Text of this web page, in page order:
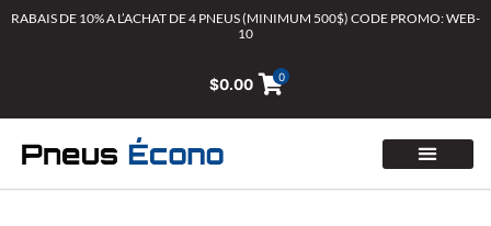
AllerRABAIS DE 10% A L’ACHAT DE 4 PNEUS (MINIMUM 500$) CODE PROMO: WEB-
10
$0.00 0